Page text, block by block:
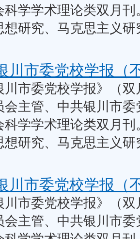
科学学术理论类双月
想研究、马克思主义
川市委党校学报（
川市委党校学报》（
会主管、中共银川市
科学学术理论类双月
想研究、马克思主义
川市委党校学报（
川市委党校学报》（
会主管、中共银川市